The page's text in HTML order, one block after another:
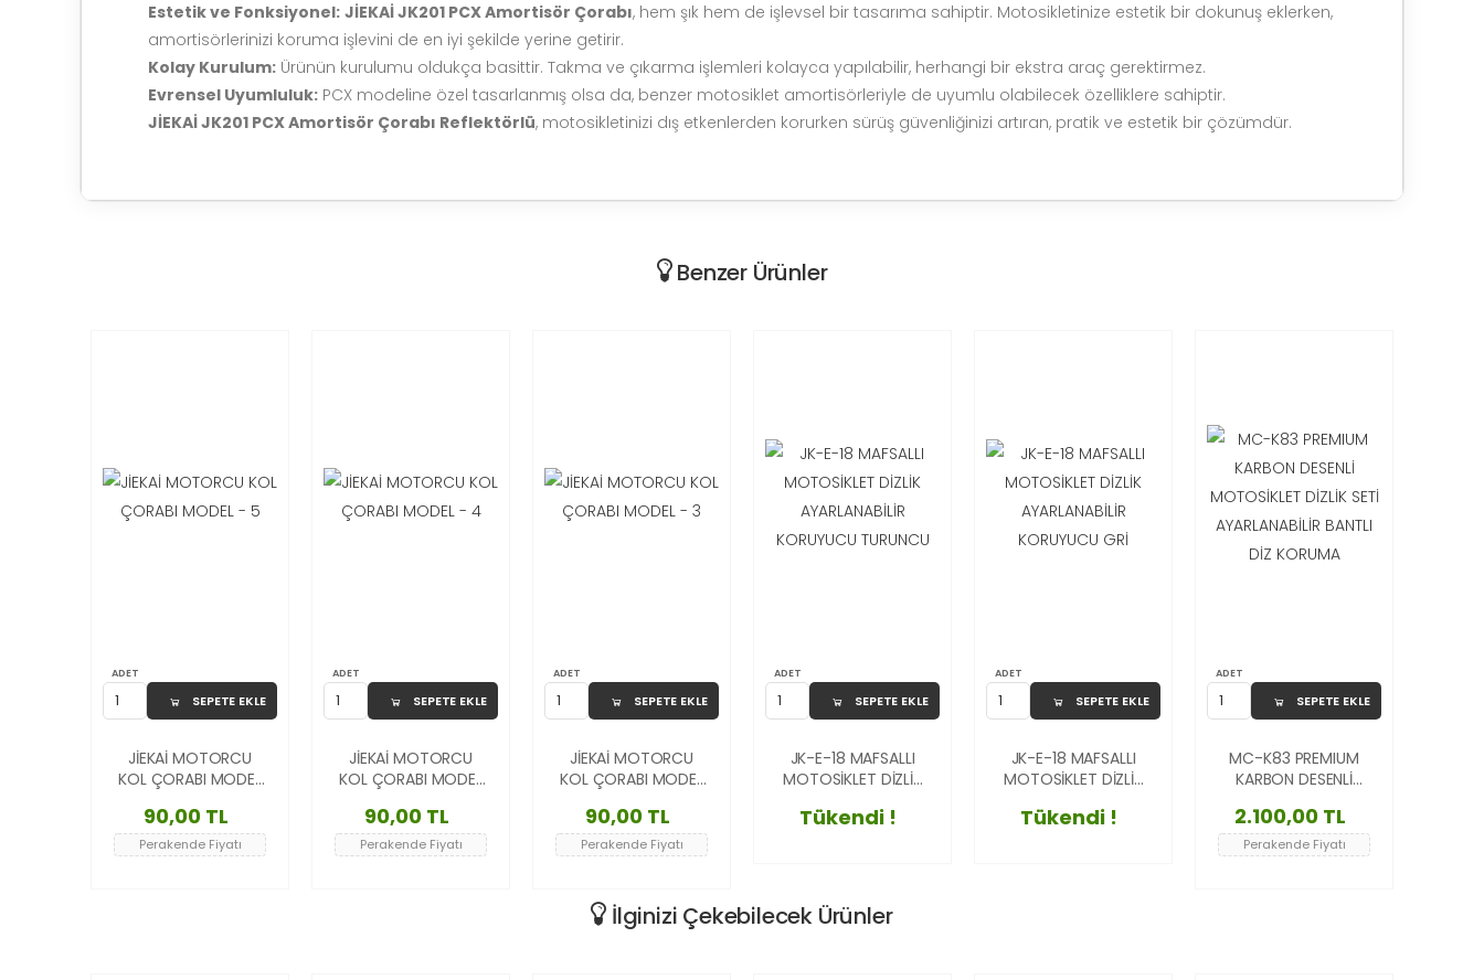
Estetik ve Fonksiyonel: JİEKAİ JK201 PCX Amortisör Çorabı, hem şık hem de işlevsel bir tasarıma sahiptir. Motosikletinize estetik bir dokunuş eklerken,
amortisörlerinizi koruma işlevini de en iyi şekilde yerine getirir.
Kolay Kurulum: Ürünün kurulumu oldukça basittir. Takma ve çıkarma işlemleri kolayca yapılabilir, herhangi bir ekstra araç gerektirmez.
Evrensel Uyumluluk: PCX modeline özel tasarlanmış olsa da, benzer motosiklet amortisörleriyle de uyumlu olabilecek özelliklere sahiptir.
JİEKAİ JK201 PCX Amortisör Çorabı Reflektörlü, motosikletinizi dış etkenlerden korurken sürüş güvenliğinizi artıran, pratik ve estetik bir çözümdür.
Benzer Ürünler
ADET
SEPETE EKLE
JİEKAİ MOTORCU
KOL ÇORABI MODEL
90,00 TL
Perakende Fiyatı
ADET
SEPETE EKLE
JİEKAİ MOTORCU
KOL ÇORABI MODEL
90,00 TL
Perakende Fiyatı
ADET
SEPETE EKLE
JİEKAİ MOTORCU
KOL ÇORABI MODEL
90,00 TL
Perakende Fiyatı
ADET
SEPETE EKLE
JK-E-18 MAFSALLI
MOTOSİKLET DİZLİK
KORUYUCU
Tükendi !
ADET
SEPETE EKLE
JK-E-18 MAFSALLI
MOTOSİKLET DİZLİK
KORUYUCU GRİ
Tükendi !
ADET
SEPETE EKLE
MC-K83 PREMIUM
KARBON DESENLİ
SETİ AYARLANABİLİR
BANTLI DİZ KORUMA
2.100,00 TL
Perakende Fiyatı
İlginizi Çekebilecek Ürünler